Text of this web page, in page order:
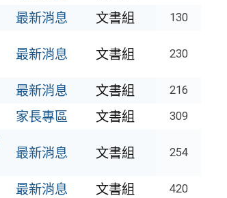
最新消息 文書組 130
最新消息 文書組 230
最新消息 文書組 216
家長專區 文書組 309
最新消息 文書組 254
最新消息 文書組 420